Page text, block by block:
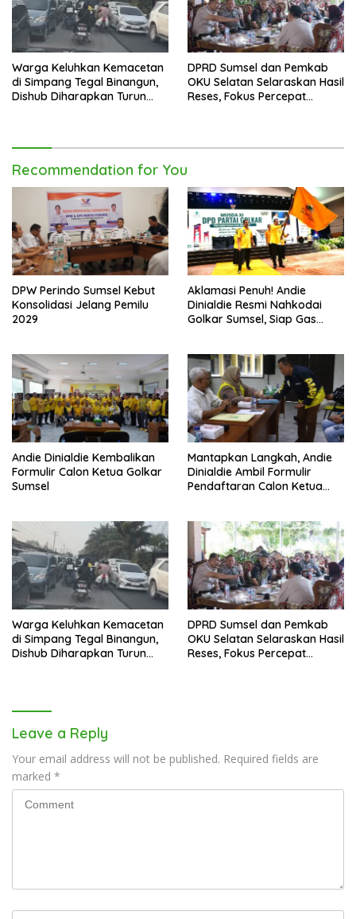
Warga Keluhkan Kemacetan
di Simpang Tegal Binangun,
Dishub Diharapkan Turun
DPRD Sumsel dan Pemkab
OKU Selatan Selaraskan Hasil
Reses, Fokus Percepat
Recommendation for You
DPW Perindo Sumsel Kebut
Konsolidasi Jelang Pemilu
2029
Aklamasi Penuh! Andie
Dinialdie Resmi Nahkodai
Golkar Sumsel, Siap Gas
Andie Dinialdie Kembalikan
Formulir Calon Ketua Golkar
Sumsel
Mantapkan Langkah, Andie
Dinialdie Ambil Formulir
Pendaftaran Calon Ketua
Warga Keluhkan Kemacetan
di Simpang Tegal Binangun,
Dishub Diharapkan Turun
DPRD Sumsel dan Pemkab
OKU Selatan Selaraskan Hasil
Reses, Fokus Percepat
Leave a Reply
Your email address will not be published. Required fields are
marked *